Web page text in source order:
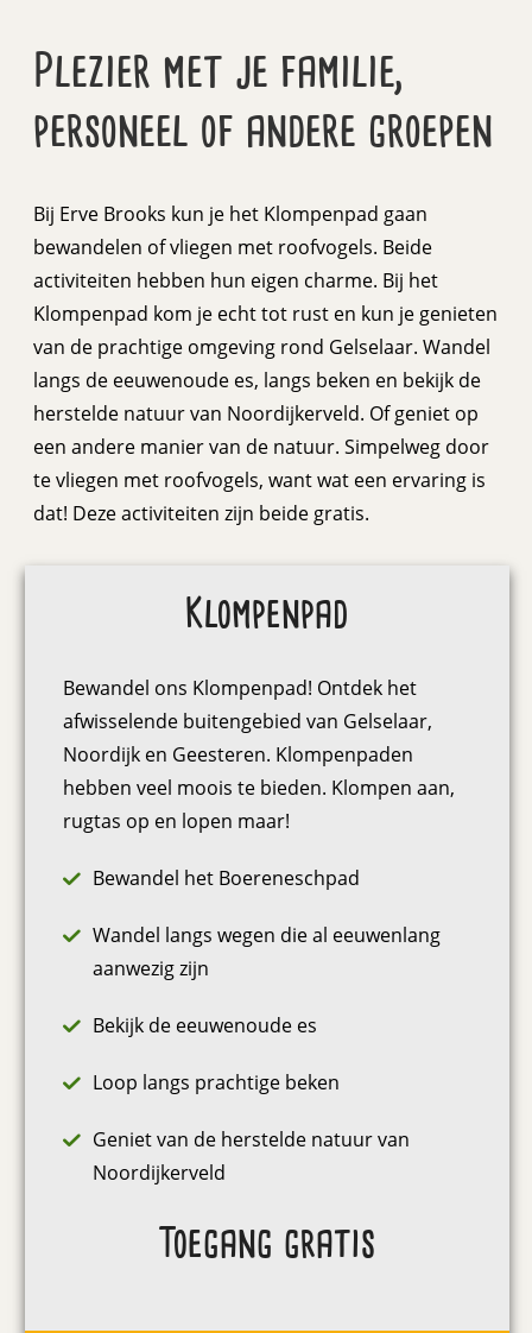
Plezier met je familie,
personeel of andere groepen
Bij Erve Brooks kun je het Klompenpad gaan
bewandelen of vliegen met roofvogels. Beide
activiteiten hebben hun eigen charme. Bij het
Klompenpad kom je echt tot rust en kun je genieten
van de prachtige omgeving rond Gelselaar. Wandel
langs de eeuwenoude es, langs beken en bekijk de
herstelde natuur van Noordijkerveld. Of geniet op
een andere manier van de natuur. Simpelweg door
te vliegen met roofvogels, want wat een ervaring is
dat! Deze activiteiten zijn beide gratis.
Klompenpad
Bewandel ons Klompenpad! Ontdek het
afwisselende buitengebied van Gelselaar,
Noordijk en Geesteren. Klompenpaden
hebben veel moois te bieden. Klompen aan,
rugtas op en lopen maar!
Bewandel het Boereneschpad
Wandel langs wegen die al eeuwenlang
aanwezig zijn
Bekijk de eeuwenoude es
Loop langs prachtige beken
Geniet van de herstelde natuur van
Noordijkerveld
Toegang gratis